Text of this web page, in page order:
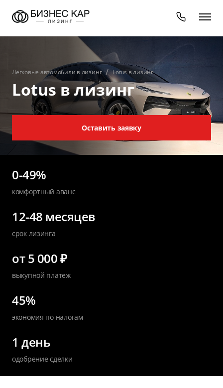
Легковые автомобили в лизинг Lotus в лизинг
Lotus в лизинг
Оставить заявку
0-49%
комфортный аванс
12-48 месяцев
срок лизинга
от 5 000 ₽
выкупной платеж
45%
экономия по налогам
1 день
одобрение сделки